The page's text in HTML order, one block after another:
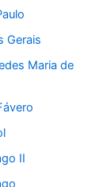
Gerais
Maria de
II